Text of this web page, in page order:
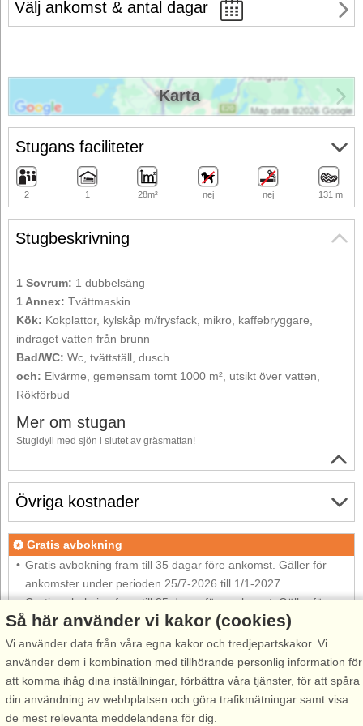
Välj ankomst & antal dagar
Stugbeskrivning
1 Sovrum: 1 dubbelsäng
1 Annex: Tvättmaskin
Kök: Kokplattor, kylskåp m/frysfack, mikro, kaffebryggare,
indraget vatten från brunn
Bad/WC: Wc, tvättställ, dusch
och: Elvärme, gemensam tomt 1000 m², utsikt över vatten,
Rökförbud
Mer om stugan
Stugidyll med sjön i slutet av gräsmattan!
Om området
Stugans faciliteter
2 1 28m² nej nej 131 m
Övriga kostnader
Gratis avbokning
Gratis avbokning fram till 35 dagar före ankomst. Gäller för
ankomster under perioden 25/7-2026 till 1/1-2027
Gratis avbokning fram till 35 dagar före ankomst. Gäller för
ankomster under perioden 2/1 till 31/12-2027
Se villkor här
Karta
Så här använder vi kakor (cookies)
Vi använder data från våra egna kakor och tredjepartskakor. Vi
använder dem i kombination med tillhörande personlig information för
att komma ihåg dina inställningar, förbättra våra tjänster, för att spåra
din användning av webbplatsen och göra trafikmätningar samt visa
de mest relevanta meddelandena för dig.